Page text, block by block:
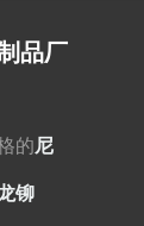
品厂
的尼
铆